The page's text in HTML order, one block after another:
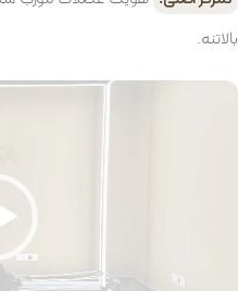
بالاتنه.
نمایشگر